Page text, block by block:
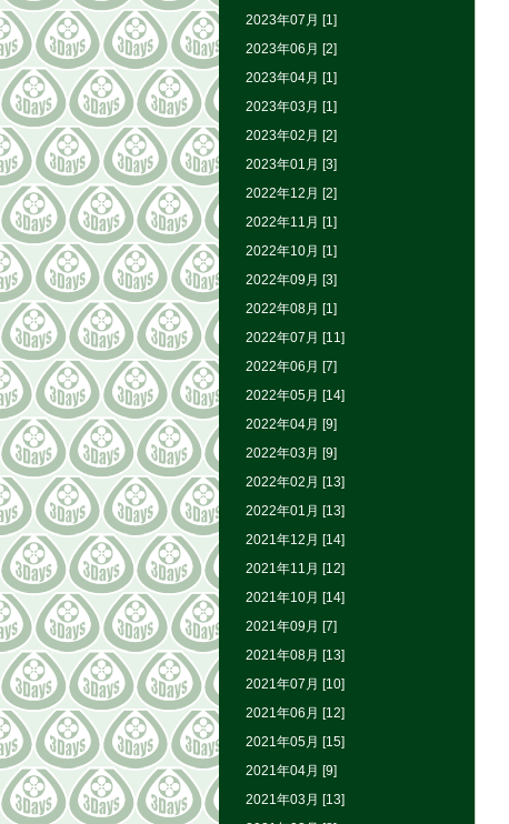
2023年07月 [1]
2023年06月 [2]
2023年04月 [1]
2023年03月 [1]
2023年02月 [2]
2023年01月 [3]
2022年12月 [2]
2022年11月 [1]
2022年10月 [1]
2022年09月 [3]
2022年08月 [1]
2022年07月 [11]
2022年06月 [7]
2022年05月 [14]
2022年04月 [9]
2022年03月 [9]
2022年02月 [13]
2022年01月 [13]
2021年12月 [14]
2021年11月 [12]
2021年10月 [14]
2021年09月 [7]
2021年08月 [13]
2021年07月 [10]
2021年06月 [12]
2021年05月 [15]
2021年04月 [9]
2021年03月 [13]